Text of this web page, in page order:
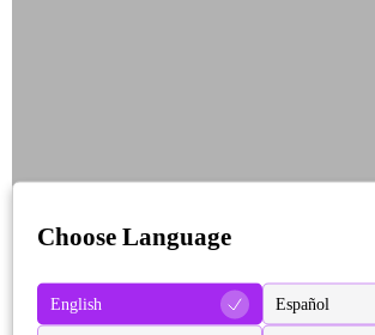
Choose Language
English Español